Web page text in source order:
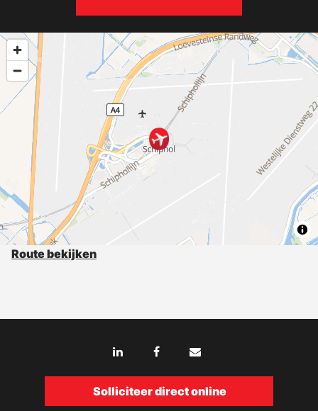
Route bekijken
Solliciteer direct online